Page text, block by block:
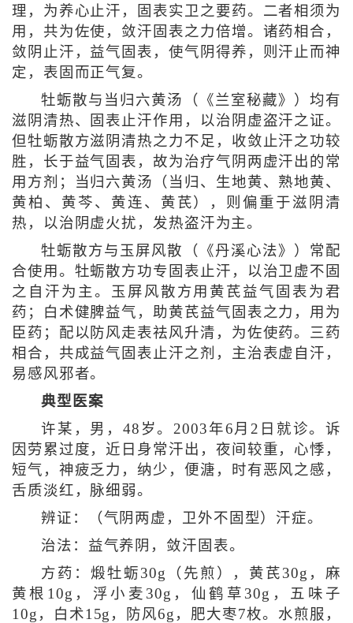
理，为养心止汗，固表实卫之要药。二者相须为
用，共为佐使，敛汗固表之力倍增。诸药相合，
敛阴止汗，益气固表，使气阴得养，则汗止而神
定，表固而正气复。
牡蛎散与当归六黄汤（《兰室秘藏》）均有
滋阴清热、固表止汗作用，以治阴虚盗汗之证。
但牡蛎散方滋阴清热之力不足，收敛止汗之功较
胜，长于益气固表，故为治疗气阴两虚汗出的常
用方剂；当归六黄汤（当归、生地黄、熟地黄、
黄柏、黄芩、黄连、黄芪），则偏重于滋阴清
热，以治阴虚火扰，发热盗汗为主。
牡蛎散方与玉屏风散（《丹溪心法》）常配
合使用。牡蛎散方功专固表止汗，以治卫虚不固
之自汗为主。玉屏风散方用黄芪益气固表为君
药；白术健脾益气，助黄芪益气固表之力，用为
臣药；配以防风走表祛风升清，为佐使药。三药
相合，共成益气固表止汗之剂，主治表虚自汗，
易感风邪者。
典型医案
许某，男，48岁。2003年6月2日就诊。诉
因劳累过度，近日身常汗出，夜间较重，心悸，
短气，神疲乏力，纳少，便溏，时有恶风之感，
舌质淡红，脉细弱。
辨证：（气阴两虚，卫外不固型）汗症。
治法：益气养阴，敛汗固表。
方药：煅牡蛎30g（先煎），黄芪30g，麻
黄根10g，浮小麦30g，仙鹤草30g，五味子
10g，白术15g，防风6g，肥大枣7枚。水煎服，